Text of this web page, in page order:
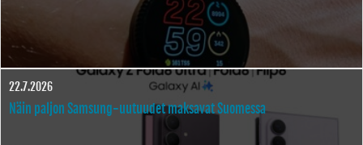
22.7.2026
Näin paljon Samsung-uutuudet maksavat Suomessa